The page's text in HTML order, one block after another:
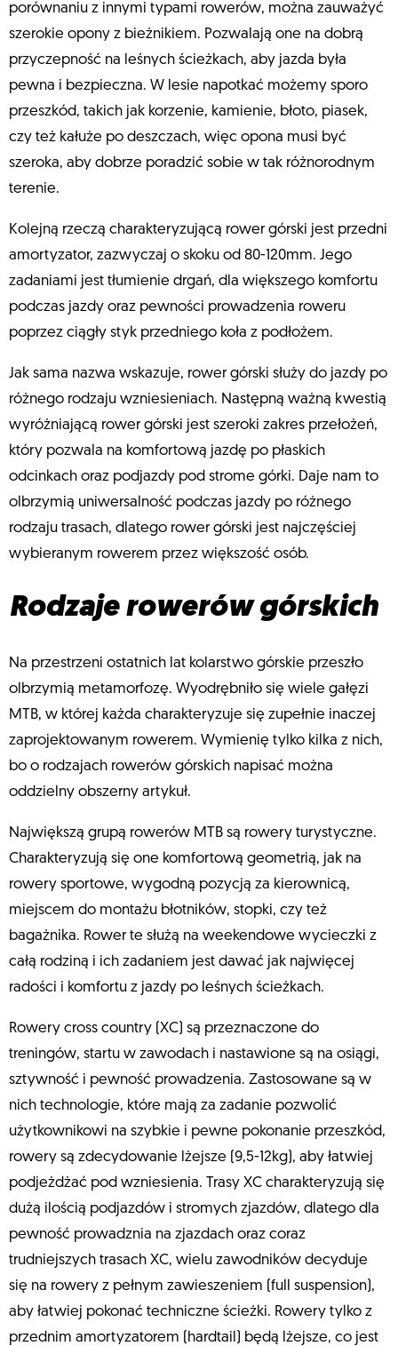
porównaniu z innymi typami rowerów, można zauważyć
szerokie opony z bieżnikiem. Pozwalają one na dobrą
przyczepność na leśnych ścieżkach, aby jazda była
pewna i bezpieczna. W lesie napotkać możemy sporo
przeszkód, takich jak korzenie, kamienie, błoto, piasek,
czy też kałuże po deszczach, więc opona musi być
szeroka, aby dobrze poradzić sobie w tak różnorodnym
terenie.
Kolejną rzeczą charakteryzującą rower górski jest przedni
amortyzator, zazwyczaj o skoku od 80-120mm. Jego
zadaniami jest tłumienie drgań, dla większego komfortu
podczas jazdy oraz pewności prowadzenia roweru
poprzez ciągły styk przedniego koła z podłożem.
Jak sama nazwa wskazuje, rower górski służy do jazdy po
różnego rodzaju wzniesieniach. Następną ważną kwestią
wyróżniającą rower górski jest szeroki zakres przełożeń,
który pozwala na komfortową jazdę po płaskich
odcinkach oraz podjazdy pod strome górki. Daje nam to
olbrzymią uniwersalność podczas jazdy po różnego
rodzaju trasach, dlatego rower górski jest najczęściej
wybieranym rowerem przez większość osób.
Rodzaje rowerów górskich
Na przestrzeni ostatnich lat kolarstwo górskie przeszło
olbrzymią metamorfozę. Wyodrębniło się wiele gałęzi
MTB, w której każda charakteryzuje się zupełnie inaczej
zaprojektowanym rowerem. Wymienię tylko kilka z nich,
bo o rodzajach rowerów górskich napisać można
oddzielny obszerny artykuł.
Największą grupą rowerów MTB są rowery turystyczne.
Charakteryzują się one komfortową geometrią, jak na
rowery sportowe, wygodną pozycją za kierownicą,
miejscem do montażu błotników, stopki, czy też
bagażnika. Rower te służą na weekendowe wycieczki z
całą rodziną i ich zadaniem jest dawać jak najwięcej
radości i komfortu z jazdy po leśnych ścieżkach.
Rowery cross country (XC) są przeznaczone do
treningów, startu w zawodach i nastawione są na osiągi,
sztywność i pewność prowadzenia. Zastosowane są w
nich technologie, które mają za zadanie pozwolić
użytkownikowi na szybkie i pewne pokonanie przeszkód,
rowery są zdecydowanie lżejsze (9,5-12kg), aby łatwiej
podjeżdżać pod wzniesienia. Trasy XC charakteryzują się
dużą ilością podjazdów i stromych zjazdów, dlatego dla
pewność prowadznia na zjazdach oraz coraz
trudniejszych trasach XC, wielu zawodników decyduje
się na rowery z pełnym zawieszeniem (full suspension),
aby łatwiej pokonać techniczne ścieżki. Rowery tylko z
przednim amortyzatorem (hardtail) będą lżejsze, co jest